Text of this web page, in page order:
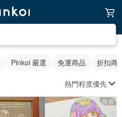
Pinkoi 嚴選 免運商品 折扣商
熱門程度優先
推廣